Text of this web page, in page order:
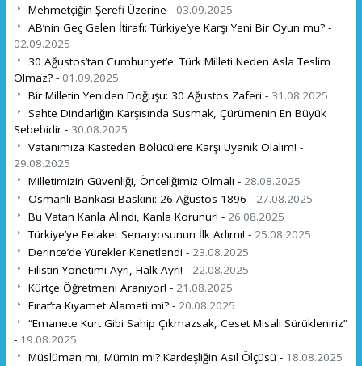
Mehmetçiğin Şerefi Üzerine - 03.09.2025
AB’nin Geç Gelen İtirafı: Türkiye’ye Karşı Yeni Bir Oyun mu? -
02.09.2025
30 Ağustos’tan Cumhuriyet’e: Türk Milleti Neden Asla Teslim
Olmaz? - 01.09.2025
Bir Milletin Yeniden Doğuşu: 30 Ağustos Zaferi - 31.08.2025
Sahte Dindarlığın Karşısında Susmak, Çürümenin En Büyük
Sebebidir - 30.08.2025
Vatanımıza Kasteden Bölücülere Karşı Uyanık Olalım! -
29.08.2025
Milletimizin Güvenliği, Önceliğimiz Olmalı - 28.08.2025
Osmanlı Bankası Baskını: 26 Ağustos 1896 - 27.08.2025
Bu Vatan Kanla Alındı, Kanla Korunur! - 26.08.2025
Türkiye’ye Felaket Senaryosunun İlk Adımı! - 25.08.2025
Derince’de Yürekler Kenetlendi - 23.08.2025
Filistin Yönetimi Ayrı, Halk Ayrı! - 22.08.2025
Kürtçe Öğretmeni Aranıyor! - 21.08.2025
Fırat’ta Kıyamet Alameti mi? - 20.08.2025
“Emanete Kurt Gibi Sahip Çıkmazsak, Ceset Misali Sürükleniriz”
- 19.08.2025
Müslüman mı, Mümin mi? Kardeşliğin Asıl Ölçüsü - 18.08.2025